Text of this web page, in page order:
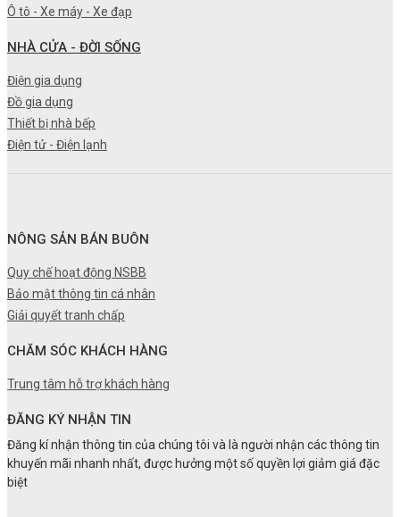
Ô tô - Xe máy - Xe đạp
NHÀ CỬA - ĐỜI SỐNG
Điện gia dụng
Đồ gia dụng
Thiết bị nhà bếp
Điện tử - Điện lạnh
NÔNG SẢN BÁN BUÔN
Quy chế hoạt động NSBB
Bảo mật thông tin cá nhân
Giải quyết tranh chấp
CHĂM SÓC KHÁCH HÀNG
Trung tâm hỗ trợ khách hàng
ĐĂNG KÝ NHẬN TIN
Đăng kí nhận thông tin của chúng tôi và là người nhận các thông tin
khuyến mãi nhanh nhất, được hưởng một số quyền lợi giảm giá đặc
biệt